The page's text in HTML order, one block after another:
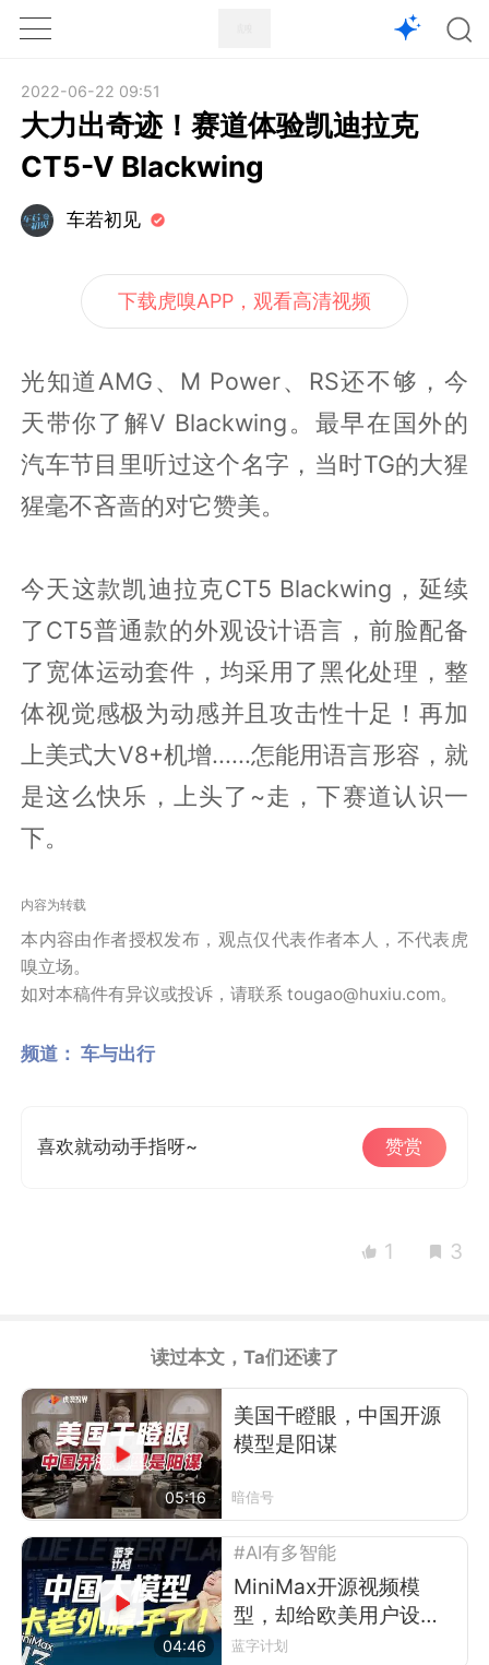
1X
2022-06-22 09:51
大力出奇迹！赛道体验凯迪拉克
CT5-V Blackwing
车若初见
下载虎嗅APP，观看高清视频
光知道AMG、M Power、RS还不够，今
天带你了解V Blackwing。最早在国外的
汽车节目里听过这个名字，当时TG的大猩
猩毫不吝啬的对它赞美。
今天这款凯迪拉克CT5 Blackwing，延续
了CT5普通款的外观设计语言，前脸配备
了宽体运动套件，均采用了黑化处理，整
体视觉感极为动感并且攻击性十足！再加
上美式大V8+机增......怎能用语言形容，就
是这么快乐，上头了~走，下赛道认识一
下。
内容为转载
本内容由作者授权发布，观点仅代表作者本人，不代表虎
嗅立场。
如对本稿件有异议或投诉，请联系 tougao@huxiu.com。
频道： 车与出行
喜欢就动动手指呀~ 赞赏
1 3
读过本文，Ta们还读了
05:16
美国干瞪眼，中国开源
模型是阳谋
暗信号
04:46
#AI有多智能
MiniMax开源视频模
型，却给欧美用户设了
道门槛
蓝字计划